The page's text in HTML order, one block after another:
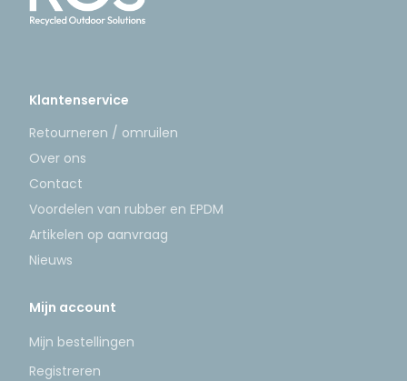
Klantenservice
Retourneren / omruilen
Over ons
Contact
Voordelen van rubber en EPDM
Artikelen op aanvraag
Nieuws
Mijn account
Mijn bestellingen
Registreren